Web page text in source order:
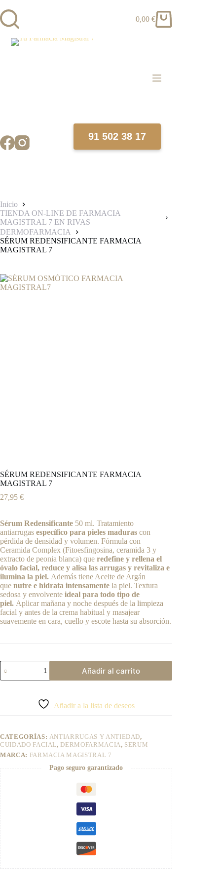
al
contenido
Carro
0,00€
91 502 38 17
Inicio
TIENDA ON-LINE DE FARMACIA
MAGISTRAL 7 EN RIVAS
DERMOFARMACIA
SÉRUM REDENSIFICANTE FARMACIA
MAGISTRAL 7
SÉRUM REDENSIFICANTE FARMACIA
MAGISTRAL 7
27,95 €
Sérum Redensificante 50 ml. Tratamiento
antiarrugas específico para pieles maduras con
pérdida de densidad y volumen. Fórmula con
Ceramida Complex (Fitoesfingosina, ceramida 3 y
extracto de peonia blanca) que redefine y rellena el
óvalo facial, reduce y alisa las arrugas y revitaliza e
ilumina la piel. Además tiene Aceite de Argán
que nutre e hidrata intensamente la piel. Textura
sedosa y envolvente ideal para todo tipo de
piel. Aplicar mañana y noche después de la limpieza
facial y antes de la crema habitual y masajear
suavemente en cara, cuello y escote hasta su absorción.
SÉRUM
REDENSIFICANTE
FARMACIA
Añadir al carrito
a
t
i
Añadir a la lista de deseos
CATEGORÍAS: ANTIARRUGAS Y ANTIEDAD,
CUIDADO FACIAL, DERMOFARMACIA, SERUM
MARCA: FARMACIA MAGISTRAL 7
Pago seguro garantizado